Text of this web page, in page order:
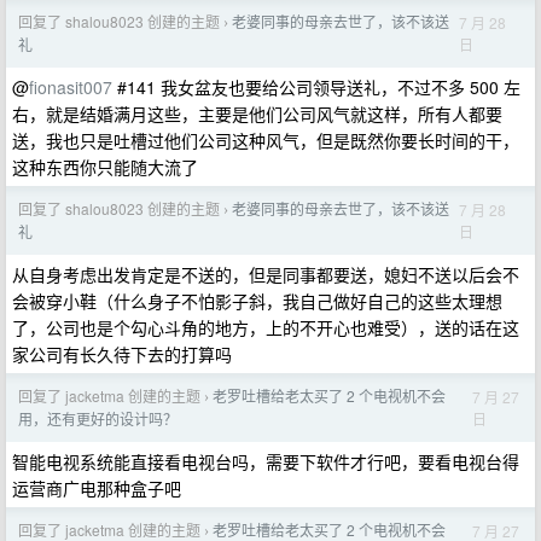
回复了 shalou8023 创建的主题 › 老婆同事的母亲去世了，该不该送
礼
7 月 28
日
@fionasit007 #141 我女盆友也要给公司领导送礼，不过不多 500 左
右，就是结婚满月这些，主要是他们公司风气就这样，所有人都要
送，我也只是吐槽过他们公司这种风气，但是既然你要长时间的干，
这种东西你只能随大流了
回复了 shalou8023 创建的主题 › 老婆同事的母亲去世了，该不该送
礼
7 月 28
日
从自身考虑出发肯定是不送的，但是同事都要送，媳妇不送以后会不
会被穿小鞋（什么身子不怕影子斜，我自己做好自己的这些太理想
了，公司也是个勾心斗角的地方，上的不开心也难受），送的话在这
家公司有长久待下去的打算吗
回复了 jacketma 创建的主题 › 老罗吐槽给老太买了 2 个电视机不会
用，还有更好的设计吗？
7 月 27
日
智能电视系统能直接看电视台吗，需要下软件才行吧，要看电视台得
运营商广电那种盒子吧
回复了 jacketma 创建的主题 › 老罗吐槽给老太买了 2 个电视机不会 7 月 27